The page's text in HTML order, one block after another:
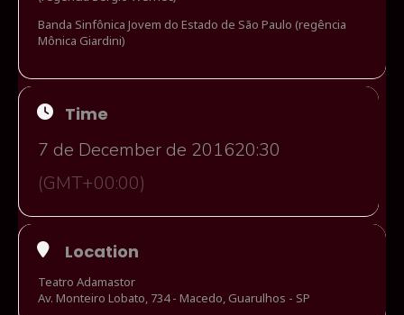
Banda Sinfônica Jovem do Estado de São Paulo (regência
Mônica Giardini)
Time
7 de December de 201620:30
(GMT+00:00)
Location
Teatro Adamastor
Av. Monteiro Lobato, 734 - Macedo, Guarulhos - SP